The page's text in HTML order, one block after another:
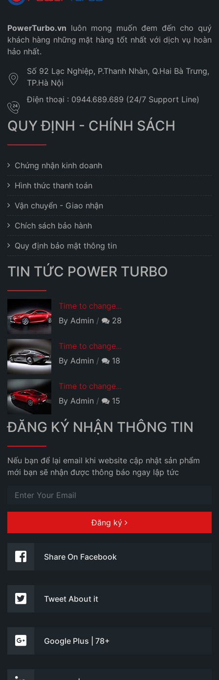
PowerTurbo.vn luôn mong muốn đem đến cho quý
khách hàng những mặt hàng tốt nhất với dịch vụ hoàn
hảo nhất.
Số 92 Lạc Nghiệp, P.Thanh Nhàn, Q.Hai Bà Trưng,
TP.Hà Nội
Điện thoại : 0944.689.689 (24/7 Support Line)
QUY ĐỊNH - CHÍNH SÁCH
Chứng nhận kinh doanh
Hình thức thanh toán
Vận chuyển - Giao nhận
Chích sách bảo hành
Quy định bảo mật thông tin
TIN TỨC POWER TURBO
Time to change...
By Admin
28
Time to change...
By Admin
18
Time to change...
By Admin
15
ĐĂNG KÝ NHẬN THÔNG TIN
Nếu bạn để lại email khi website cập nhật sản phẩm
mới bạn sẽ nhận được thông báo ngay lập tức
Đăng ký
Share On Facebook
Tweet About it
Google Plus | 78+